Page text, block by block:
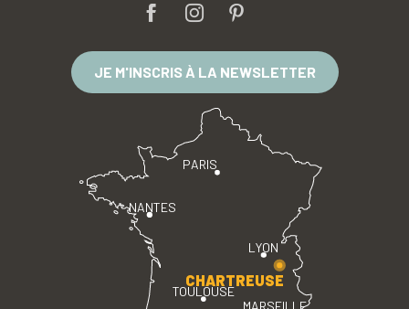
JE M'INSCRIS À LA NEWSLETTER
PARIS
LYON
TOULOUSE
MARSEILLE
NANTES
CHARTREUSE